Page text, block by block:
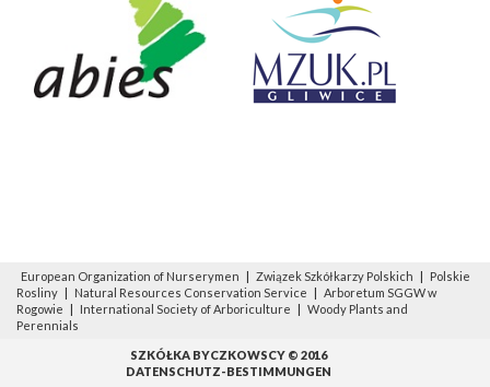
European Organization of Nurserymen | Związek Szkółkarzy Polskich |
Polskie
Rosliny | Natural Resources Conservation Service | Arboretum SGGW w
Rogowie
| International Society of Arboriculture | Woody Plants and
Perennials
SZKÓŁKA BYCZKOWSCY © 2016
DATENSCHUTZ-BESTIMMUNGEN